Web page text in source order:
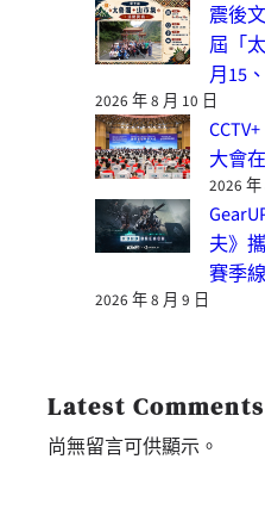
震後
屆「
月15
2026 年 8 月 10 日
大會
2026 年
夫》
賽季
2026 年 8 月 9 日
Latest Comments
尚無留言可供顯示。